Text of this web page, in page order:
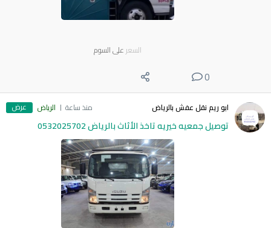
السعر على السوم
0
ابو ريم نقل عفش بالرياض منذ ساعة الرياض عرض
توصيل جمعيه خيريه تاخذ الأثاث بالرياض 0532025702